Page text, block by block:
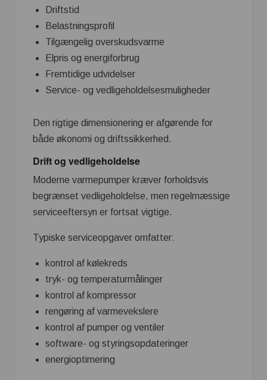
Driftstid
Belastningsprofil
Tilgængelig overskudsvarme
Elpris og energiforbrug
Fremtidige udvidelser
Service- og vedligeholdelsesmuligheder
Den rigtige dimensionering er afgørende for
både økonomi og driftssikkerhed.
Drift og vedligeholdelse
Moderne varmepumper kræver forholdsvis
begrænset vedligeholdelse, men regelmæssige
serviceeftersyn er fortsat vigtige.
Typiske serviceopgaver omfatter:
kontrol af kølekreds
tryk- og temperaturmålinger
kontrol af kompressor
rengøring af varmevekslere
kontrol af pumper og ventiler
software- og styringsopdateringer
energioptimering